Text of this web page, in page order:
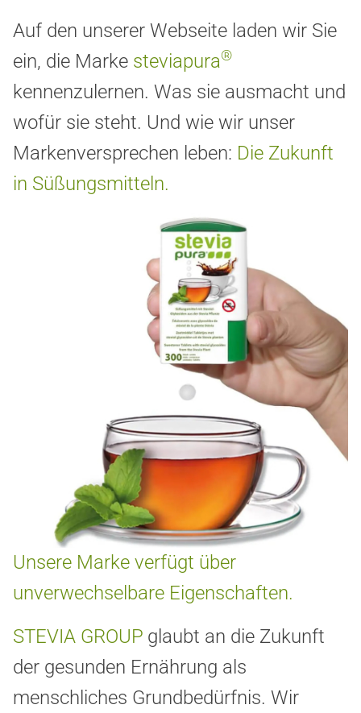
Auf den unserer Webseite laden wir Sie
ein, die Marke steviapura®
kennenzulernen. Was sie ausmacht und
wofür sie steht. Und wie wir unser
Markenversprechen leben: Die Zukunft
in Süßungsmitteln.
Unsere Marke verfügt über
unverwechselbare Eigenschaften.
STEVIA GROUP glaubt an die Zukunft
der gesunden Ernährung als
menschliches Grundbedürfnis. Wir